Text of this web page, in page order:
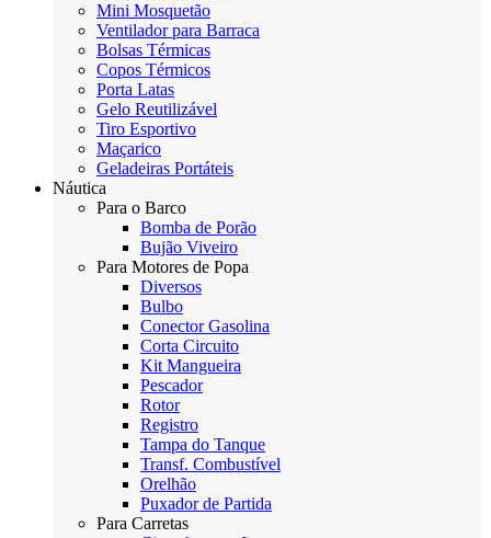
Mini Mosquetão
Ventilador para Barraca
Bolsas Térmicas
Copos Térmicos
Porta Latas
Gelo Reutilizável
Tiro Esportivo
Maçarico
Geladeiras Portáteis
Náutica
Para o Barco
Bomba de Porão
Bujão Viveiro
Para Motores de Popa
Diversos
Bulbo
Conector Gasolina
Corta Circuito
Kit Mangueira
Pescador
Rotor
Registro
Tampa do Tanque
Transf. Combustível
Orelhão
Puxador de Partida
Para Carretas